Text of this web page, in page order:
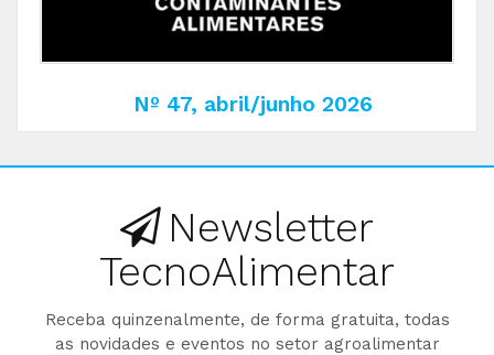
Nº 47, abril/junho 2026
Newsletter
TecnoAlimentar
Receba quinzenalmente, de forma gratuita, todas
as novidades e eventos no setor agroalimentar